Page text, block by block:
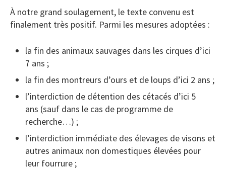
À notre grand soulagement, le texte convenu est
finalement très positif. Parmi les mesures adoptées :
la fin des animaux sauvages dans les cirques d’ici
7 ans ;
la fin des montreurs d’ours et de loups d’ici 2 ans ;
l’interdiction de détention des cétacés d’ici 5
ans (sauf dans le cas de programme de
recherche…) ;
l’interdiction immédiate des élevages de visons et
autres animaux non domestiques élevées pour
leur fourrure ;